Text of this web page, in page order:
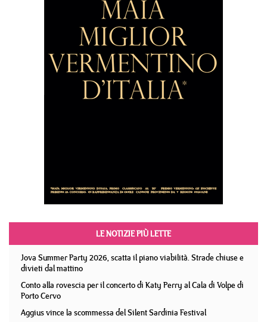
LE NOTIZIE PIÙ LETTE
Jova Summer Party 2026, scatta il piano viabilità. Strade chiuse e
divieti dal mattino
Conto alla rovescia per il concerto di Katy Perry al Cala di Volpe di
Porto Cervo
Aggius vince la scommessa del Silent Sardinia Festival